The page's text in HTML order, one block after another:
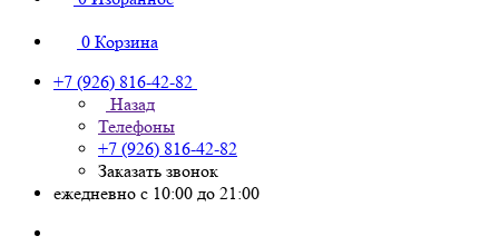
0 Корзина
+7 (926) 816-42-82
Назад
Телефоны
+7 (926) 816-42-82
Заказать звонок
ежедневно с 10:00 до 21:00